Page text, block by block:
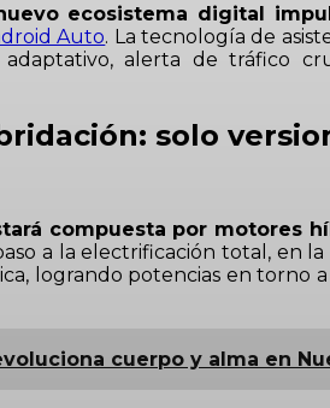
ecosistema digital
Auto. La tecnología de
alerta de tráfico
solo
compuesta por motores
a la electrificación total, en
logrando potencias en torno a
cuerpo y alma en